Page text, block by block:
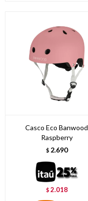
Casco Eco Banwood
Raspberry
$ 2.690
$2.018